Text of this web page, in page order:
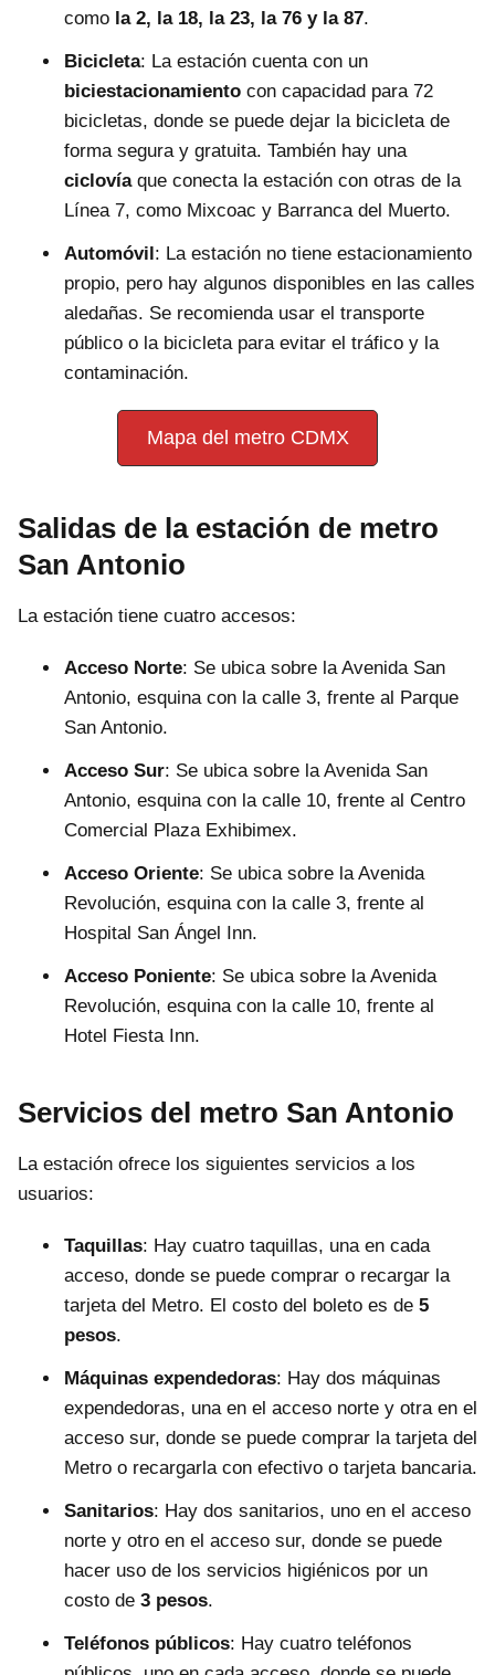
como la 2, la 18, la 23, la 76 y la 87.
Bicicleta: La estación cuenta con un
biciestacionamiento con capacidad para 72
bicicletas, donde se puede dejar la bicicleta de
forma segura y gratuita. También hay una
ciclovíaque conecta la estación con otras de la
Línea 7, como Mixcoac y Barranca del Muerto.
Automóvil: La estación no tiene estacionamiento
propio, pero hay algunos disponibles en las calles
aledañas. Se recomienda usar el transporte
público o la bicicleta para evitar el tráfico y la
contaminación.
Mapa del metro CDMX
Salidas de la estación de metro
San Antonio
La estación tiene cuatro accesos:
Acceso Norte: Se ubica sobre la Avenida San
Antonio, esquina con la calle 3, frente al Parque
San Antonio.
Acceso Sur: Se ubica sobre la Avenida San
Antonio, esquina con la calle 10, frente al Centro
Comercial Plaza Exhibimex.
Acceso Oriente: Se ubica sobre la Avenida
Revolución, esquina con la calle 3, frente al
Hospital San Ángel Inn.
Acceso Poniente: Se ubica sobre la Avenida
Revolución, esquina con la calle 10, frente al
Hotel Fiesta Inn.
Servicios del metro San Antonio
La estación ofrece los siguientes servicios a los
usuarios:
Taquillas: Hay cuatro taquillas, una en cada
acceso, donde se puede comprar o recargar la
tarjeta del Metro. El costo del boleto es de 5
pesos.
Máquinas expendedoras: Hay dos máquinas
expendedoras, una en el acceso norte y otra en el
acceso sur, donde se puede comprar la tarjeta del
Metro o recargarla con efectivo o tarjeta bancaria.
Sanitarios: Hay dos sanitarios, uno en el acceso
norte y otro en el acceso sur, donde se puede
hacer uso de los servicios higiénicos por un
costo de 3 pesos.
Teléfonos públicos: Hay cuatro teléfonos